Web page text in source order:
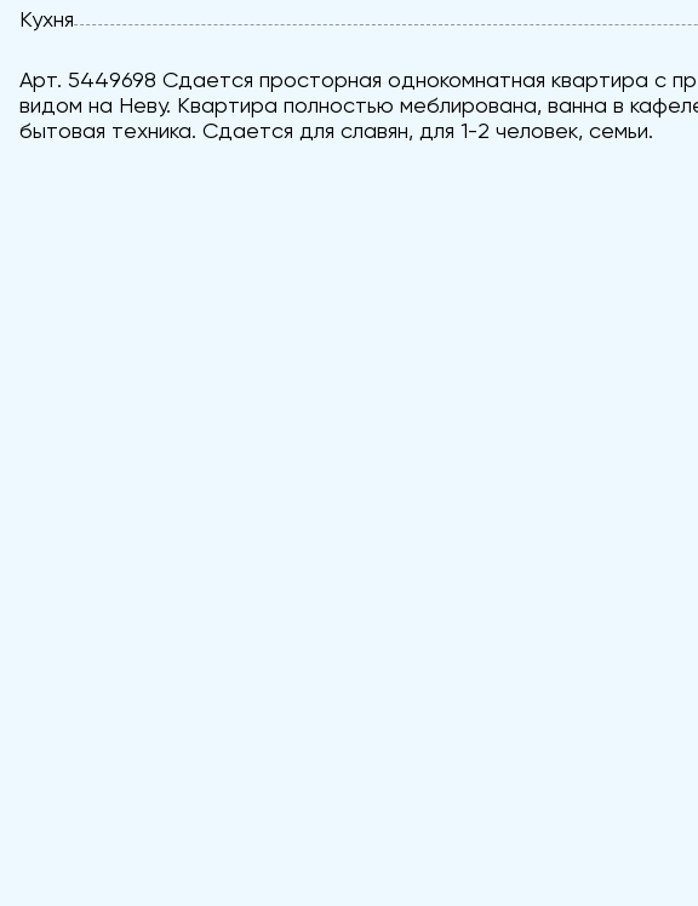
Кухня
Арт. 5449698 Сдается просторная однокомнатная квартира с
видом на Неву. Квартира полностью меблирована, ванна в
бытовая техника. Сдается для славян, для 1-2 человек, семьи.